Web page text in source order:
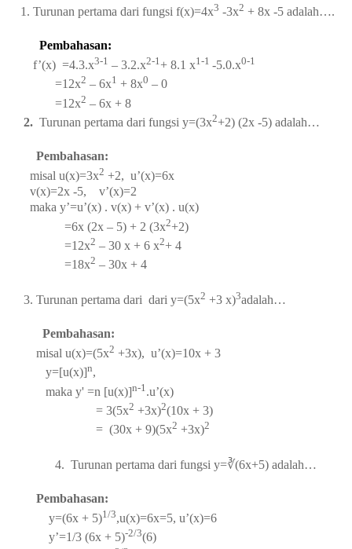
1. Turunan pertama dari fungsi f(x)=4x3 -3x2 + 8x -5 adalah….
Pembahasan:
f’(x) =4.3.x3-1 – 3.2.x2-1 + 8.1 x1-1 -5.0.x0-1
=12x2 – 6x1 + 8x0 – 0
=12x2 – 6x + 8
2. Turunan pertama dari fungsi y=(3x2+2) (2x -5) adalah…
Pembahasan:
misal u(x)=3x2 +2, u’(x)=6x
v(x)=2x -5,
v’(x)=2
maka y’=u’(x) . v(x) + v’(x) . u(x)
=6x (2x – 5) + 2 (3x2+2)
=12x2 – 30 x + 6 x2+ 4
=18x2 – 30x + 4
3. Turunan pertama dari dari y=(5x2 +3 x)3adalah…
Pembahasan:
misal u(x)=(5x2 +3x), u’(x)=10x + 3
y=[u(x)]n,
maka y' =n [u(x)]n-1 .u’(x)
= 3(5x2 +3x)2(10x + 3)
= (30x + 9)(5x2 +3x)2
4. Turunan pertama dari fungsi y=∛(6x+5) adalah…
Pembahasan:
y=(6x + 5)1/3,u(x)=6x=5, u’(x)=6
y’=1/3 (6x + 5)-2/3(6)